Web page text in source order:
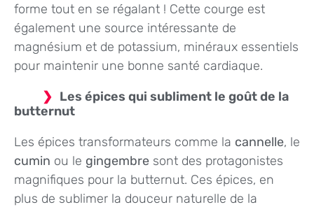
forme tout en se régalant ! Cette courge est
également une source intéressante de
magnésium et de potassium, minéraux essentiels
pour maintenir une bonne santé cardiaque.
Les épices qui subliment le goût de la
butternut
Les épices transformateurs comme la cannelle, le
cumin ou le gingembre sont des protagonistes
magnifiques pour la butternut. Ces épices, en
plus de sublimer la douceur naturelle de la